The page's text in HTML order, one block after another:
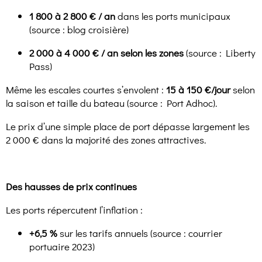
1 800 à 2 800 € / andans les ports municipaux
(source : blog croisière)
2 000 à 4 000 € / an selon les zones(source : Liberty
Pass)
Même les escales courtes s’envolent : 15 à 150 €/jourselon
la saison et taille du bateau (source : Port Adhoc).
Le prix d’une simple place de port dépasse largement les
2 000 € dans la majorité des zones attractives.
Des hausses de prix continues
Les ports répercutent l’inflation :
+6,5 %sur les tarifs annuels (source : courrier
portuaire 2023)